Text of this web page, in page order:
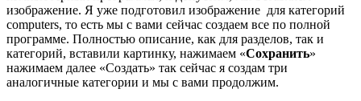
изображение. Я уже подготовил изображение для категорий
computers, то есть мы с вами сейчас создаем все по полной
программе. Полностью описание, как для разделов, так и
категорий, вставили картинку, нажимаем «Сохранить»
нажимаем далее «Создать» так сейчас я создам три
аналогичные категории и мы с вами продолжим.